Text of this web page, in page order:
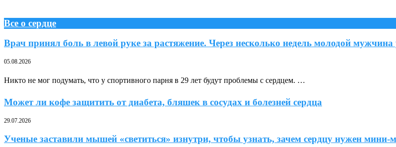
Все о сердце
Врач принял боль в левой руке за растяжение. Через несколько недель молодой мужчина
05.08.2026
Никто не мог подумать, что у спортивного парня в 29 лет будут проблемы с сердцем. …
Может ли кофе защитить от диабета, бляшек в сосудах и болезней сердца
29.07.2026
Ученые заставили мышей «светиться» изнутри, чтобы узнать, зачем сердцу нужен мини-